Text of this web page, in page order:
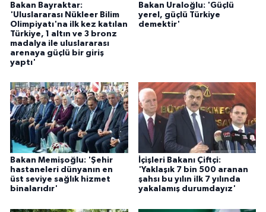
Bakan Bayraktar:
'Uluslararası Nükleer Bilim
Olimpiyatı'na ilk kez katılan
Türkiye, 1 altın ve 3 bronz
madalya ile uluslararası
arenaya güçlü bir giriş
yaptı'
Bakan Uraloğlu: 'Güçlü
yerel, güçlü Türkiye
demektir'
Bakan Memişoğlu: 'Şehir
hastaneleri dünyanın en
üst seviye sağlık hizmet
binalarıdır'
İçişleri Bakanı Çiftçi:
'Yaklaşık 7 bin 500 aranan
şahsı bu yılın ilk 7 yılında
yakalamış durumdayız'